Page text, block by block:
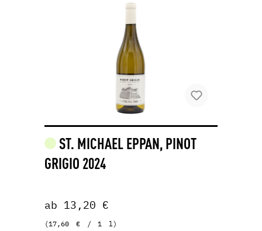
ST. MICHAEL EPPAN, PINOT
GRIGIO 2024
ab 13,20 €
(17,60 € / 1 l)